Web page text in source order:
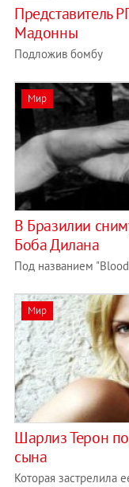
Представитель
Мадонны
Подложив бомбу
Мир
В Бразилии
Боба Дилана
Под названием
Мир
Шарлиз Терон
сына
Которая застрелила